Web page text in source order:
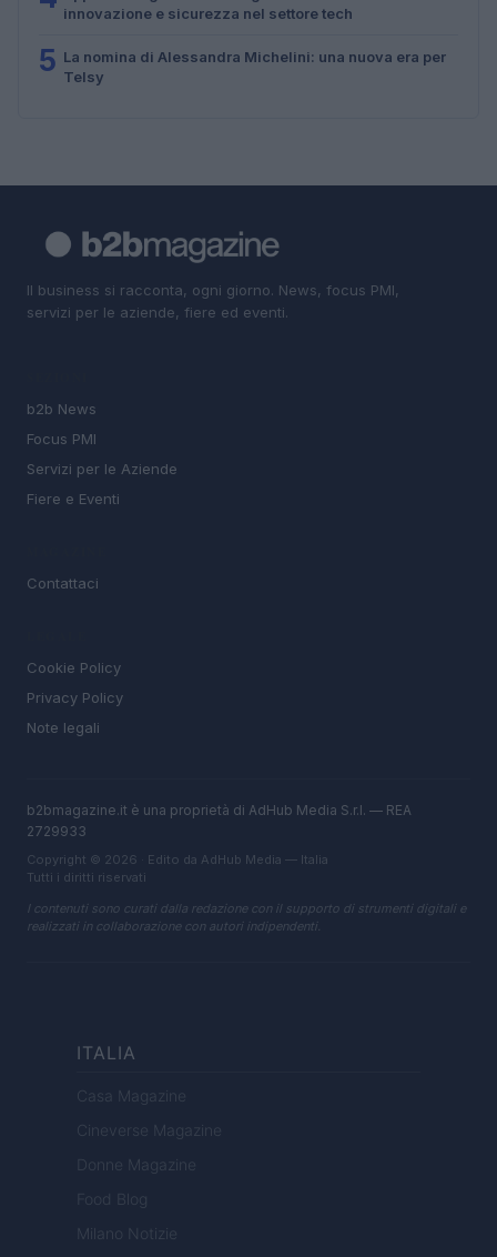
innovazione e sicurezza nel settore tech
5 La nomina di Alessandra Michelini: una nuova era per
Telsy
Il business si racconta, ogni giorno. News, focus PMI,
servizi per le aziende, fiere ed eventi.
b2b News
Focus PMI
Servizi per le Aziende
Fiere e Eventi
Contattaci
Cookie Policy
Privacy Policy
Note legali
b2bmagazine.it è una proprietà di AdHub Media S.r.l. — REA
2729933
Copyright © 2026 · Edito da AdHub Media — Italia
Tutti i diritti riservati
I contenuti sono curati dalla redazione con il supporto di strumenti digitali e
realizzati in collaborazione con autori indipendenti.
ITALIA
Casa Magazine
Cineverse Magazine
Donne Magazine
Food Blog
Milano Notizie